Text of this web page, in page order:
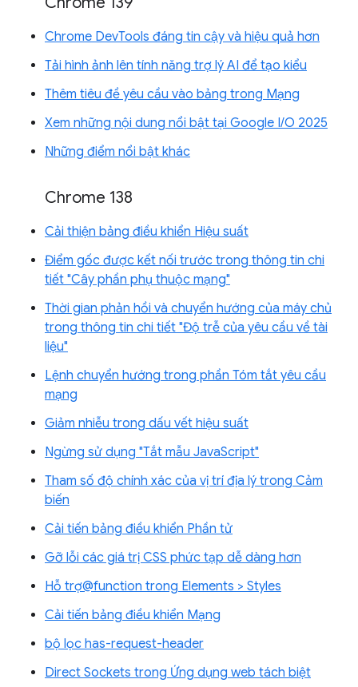
Chrome DevTools đáng tin cậy và hiệu quả hơn
Tải hình ảnh lên tính năng trợ lý AI để tạo kiểu
Thêm tiêu đề yêu cầu vào bảng trong Mạng
Xem những nội dung nổi bật tại Google I/O 2025
Những điểm nổi bật khác
Chrome 138
Cải thiện bảng điều khiển Hiệu suất
Điểm gốc được kết nối trước trong thông tin chi
tiết "Cây phần phụ thuộc mạng"
Thời gian phản hồi và chuyển hướng của máy chủ
trong thông tin chi tiết "Độ trễ của yêu cầu về tài
liệu"
Lệnh chuyển hướng trong phần Tóm tắt yêu cầu
mạng
Giảm nhiễu trong dấu vết hiệu suất
Ngừng sử dụng "Tắt mẫu JavaScript"
Tham số độ chính xác của vị trí địa lý trong Cảm
biến
Cải tiến bảng điều khiển Phần tử
Gỡ lỗi các giá trị CSS phức tạp dễ dàng hơn
Hỗ trợ@function trong Elements > Styles
Cải tiến bảng điều khiển Mạng
bộ lọc has-request-header
Direct Sockets trong Ứng dụng web tách biệt